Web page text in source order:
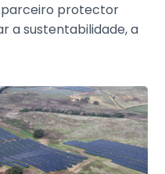
parceiro protector
a sustentabilidade, a